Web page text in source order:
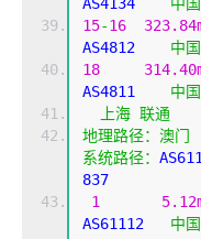
AS4134 中国
15-16
AS4812 中国
18
AS4811 中国
上海 联通
地理路径：澳门
系统路径：
837
1
AS61112 中国